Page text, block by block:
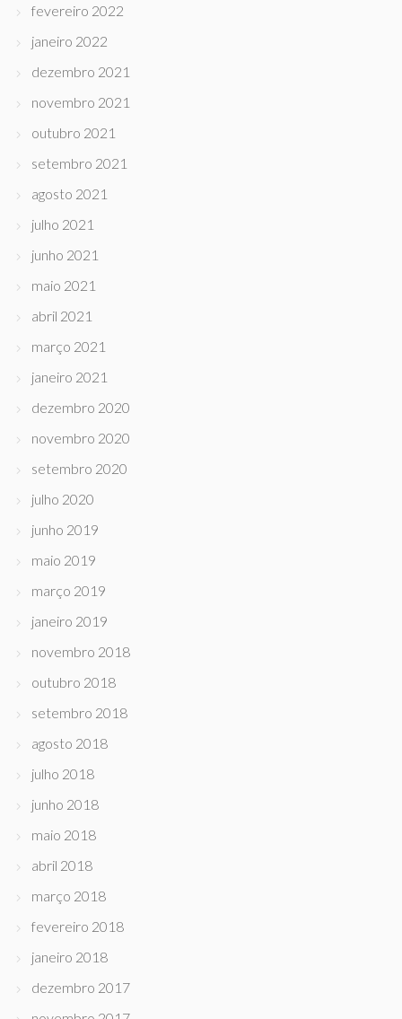
fevereiro 2022
janeiro 2022
dezembro 2021
novembro 2021
outubro 2021
setembro 2021
agosto 2021
julho 2021
junho 2021
maio 2021
abril 2021
março 2021
janeiro 2021
dezembro 2020
novembro 2020
setembro 2020
julho 2020
junho 2019
maio 2019
março 2019
janeiro 2019
novembro 2018
outubro 2018
setembro 2018
agosto 2018
julho 2018
junho 2018
maio 2018
abril 2018
março 2018
fevereiro 2018
janeiro 2018
dezembro 2017